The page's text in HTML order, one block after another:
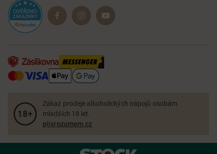
Dárkové sady
Zákaz prodeje alkoholických nápojů osobám
mladších 18 let.
pijsrozumem.cz